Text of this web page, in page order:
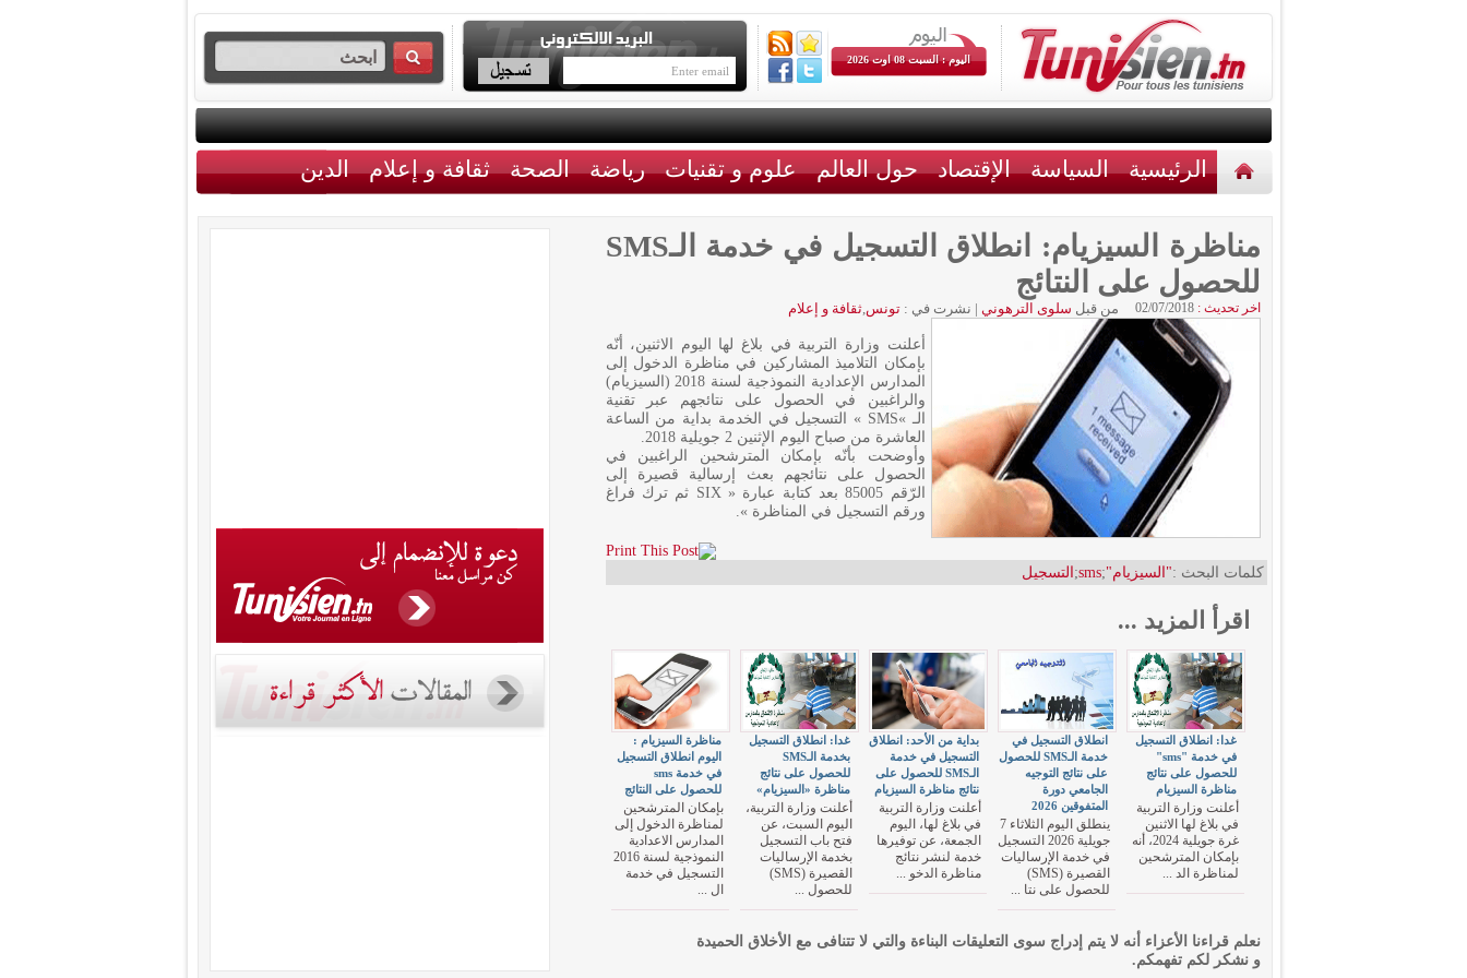
اليوم : السبت 08 اوت 2026
الرئيسية السياسة الإقتصاد حول العالم علوم و تقنيات رياضة الصحة ثقافة و إعلام الدين
مناظرة السيزيام: انطلاق التسجيل في خدمة الـSMS
للحصول على النتائج
اخر تحديث : 02/07/2018 من قبل سلوى الترهوني | نشرت في :تونس,ثقافة و إعلام
أعلنت وزارة التربية في بلاغ لها اليوم الاثنين، أنّه
بإمكان التلاميذ المشاركين في مناظرة الدخول إلى
المدارس الإعدادية النموذجية لسنة 2018 (السيزيام)
والراغبين في الحصول على نتائجهم عبر تقنية
الـ »SMS » التسجيل في الخدمة بداية من الساعة
العاشرة من صباح اليوم الإثنين 2 جويلية 2018.
وأوضحت بأنّه بإمكان المترشحين الراغبين في
الحصول على نتائجهم بعث إرسالية قصيرة إلى
الرّقم 85005 بعد كتابة عبارة « SIX ثم ترك فراغ
ورقم التسجيل في المناظرة ».
كلمات البحث :"السيزيام";
sms
; التسجيل
اقرأ المزيد ...
مناظرة السيزيام :
اليوم انطلاق التسجيل
في خدمة sms
للحصول على النتائج
بإمكان المترشحين
لمناظرة الدخول إلى
المدارس الاعدادية
النموذجية لسنة 2016
التسجيل في خدمة
ال ...
غدا: انطلاق التسجيل
بخدمة الـSMS
للحصول على نتائج
مناظرة «السيزيام»
أعلنت وزارة التربية،
اليوم السبت، عن
فتح باب التسجيل
بخدمة الإرساليات
القصيرة (SMS)
للحصول ...
بداية من الأحد: انطلاق
التسجيل في خدمة
الـSMS للحصول على
نتائج مناظرة السيزيام
أعلنت وزارة التربية
في بلاغ لها، اليوم
الجمعة، عن توفيرها
خدمة لنشر نتائج
مناظرة الدخو ...
انطلاق التسجيل في
خدمة الـSMS للحصول
على نتائج التوجيه
الجامعي دورة
المتفوقين 2026
ينطلق اليوم الثلاثاء 7
جويلية 2026 التسجيل
في خدمة الإرساليات
القصيرة (SMS)
للحصول على نتا ...
غدا: انطلاق التسجيل
في خدمة "sms"
للحصول على نتائج
مناظرة السيزيام
أعلنت وزارة التربية
في بلاغ لها الاثنين
غرة جويلية 2024، أنه
بإمكان المترشحين
لمناظرة الد ...
نعلم قراءنا الأعزاء أنه لا يتم إدراج سوى التعليقات البناءة والتي لا تتنافى مع الأخلاق الحميدة
و نشكر لكم تفهمكم.